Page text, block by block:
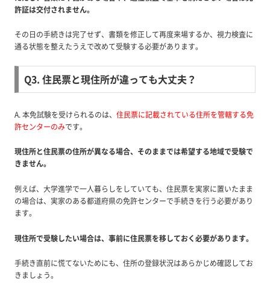
許証は交付されません。
その日の手続きは完了せず、書類を修正して再度来場するか、視力検査に
通る状態を整えたうえで改めて受験する必要があります。
Q3. 住民票と現住所が違っても大丈夫？
A. 本免試験を受けられるのは、 住民票に記載されている住所を管轄する免
許センターのみです。
現住所と住民票の住所が異なる場合、そのままでは希望する地域で受験で
きません。
例えば、大学進学で一人暮らしをしていても、住民票を実家に置いたまま
の場合は、実家のある都道府県の免許センターで手続きを行う必要があり
ます。
現住所で受験したい場合は、事前に住民票を移しておく必要があります。
手続き直前に慌てないためにも、住所の登録状況はあらかじめ確認してお
きましょう。